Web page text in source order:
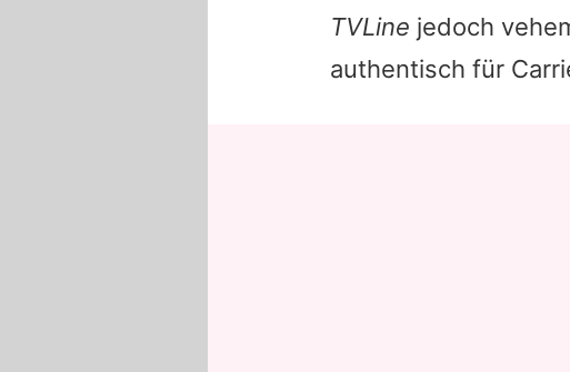
TVLine jedoch
authentisch für